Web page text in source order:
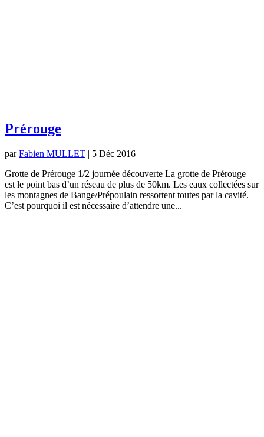
Prérouge
parFabien MULLET | 5 Déc 2016
Grotte de Prérouge 1/2 journée découverte La grotte de Prérouge
est le point bas d’un réseau de plus de 50km. Les eaux collectées sur
les montagnes de Bange/Prépoulain ressortent toutes par la cavité.
C’est pourquoi il est nécessaire d’attendre une...